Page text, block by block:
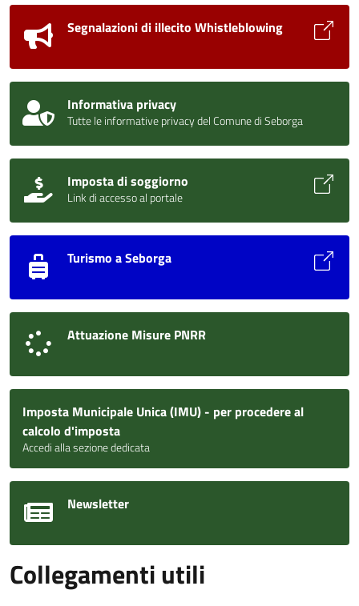
Segnalazioni di illecito Whistleblowing
Informativa privacy
Tutte le informative privacy del Comune di Seborga
Imposta di soggiorno
Link di accesso al portale
Turismo a Seborga
Attuazione Misure PNRR
Imposta Municipale Unica (IMU) - per procedere al
calcolo d'imposta
Accedi alla sezione dedicata
Newsletter
Collegamenti utili